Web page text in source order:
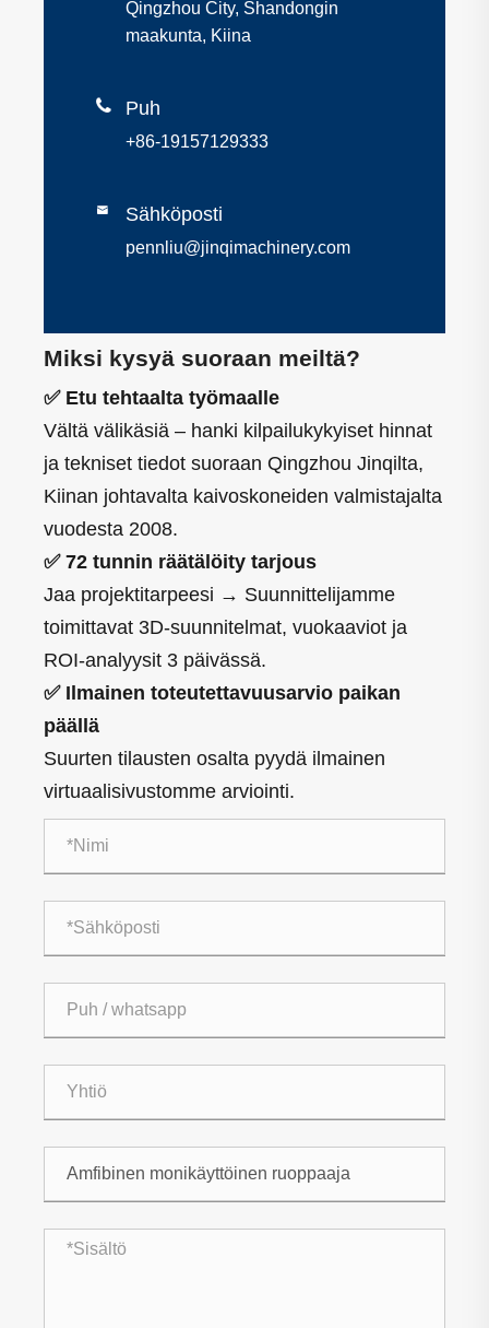
Qingzhou City, Shandongin
maakunta, Kiina
 Puh
+86-19157129333
 Sähköposti
pennliu@jinqimachinery.com
Miksi kysyä suoraan meiltä?
✅ Etu tehtaalta työmaalle
Vältä välikäsiä – hanki kilpailukykyiset hinnat
ja tekniset tiedot suoraan Qingzhou Jinqilta,
Kiinan johtavalta kaivoskoneiden valmistajalta
vuodesta 2008.
✅ 72 tunnin räätälöity tarjous
Jaa projektitarpeesi → Suunnittelijamme
toimittavat 3D-suunnitelmat, vuokaaviot ja
ROI-analyysit 3 päivässä.
✅ Ilmainen toteutettavuusarvio paikan
päällä
Suurten tilausten osalta pyydä ilmainen
virtuaalisivustomme arviointi.